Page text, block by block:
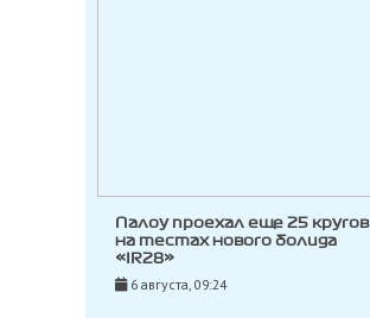
Палоу проехал еще 25 кругов
на тестах нового болида
«IR28»
6 августа, 09:24